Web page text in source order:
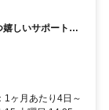
しいサポートも
1ヶ月あたり4日～